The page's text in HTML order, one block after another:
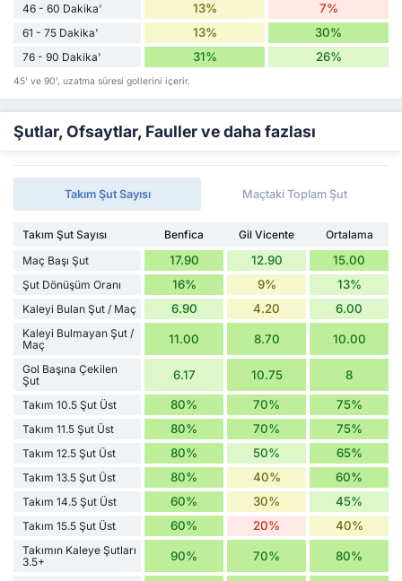
46 - 60 Dakika' 13% 7%
61 - 75 Dakika' 13% 30%
76 - 90 Dakika' 31% 26%
45' ve 90', uzatma süresi gollerini içerir.
Şutlar, Ofsaytlar, Fauller ve daha fazlası
Takım Şut Sayısı Maçtaki Toplam Şut
Takım Şut Sayısı Benfica Gil Vicente
Ortalama
Maç Başı Şut
17.90 12.90 15.00
Şut Dönüşüm Oranı 16% 9% 13%
Kaleyi Bulan Şut / Maç 6.90 4.20 6.00
Kaleyi Bulmayan Şut /
Maç
11.00 8.70 10.00
Gol Başına Çekilen
Şut
6.17 10.75 8
Takım 10.5 Şut Üst 80% 70% 75%
Takım 11.5 Şut Üst 80% 70% 75%
Takım 12.5 Şut Üst 80% 50% 65%
Takım 13.5 Şut Üst 80% 40% 60%
Takım 14.5 Şut Üst 60% 30% 45%
Takım 15.5 Şut Üst 60% 20% 40%
Takımın Kaleye Şutları
3.5+
90% 70% 80%